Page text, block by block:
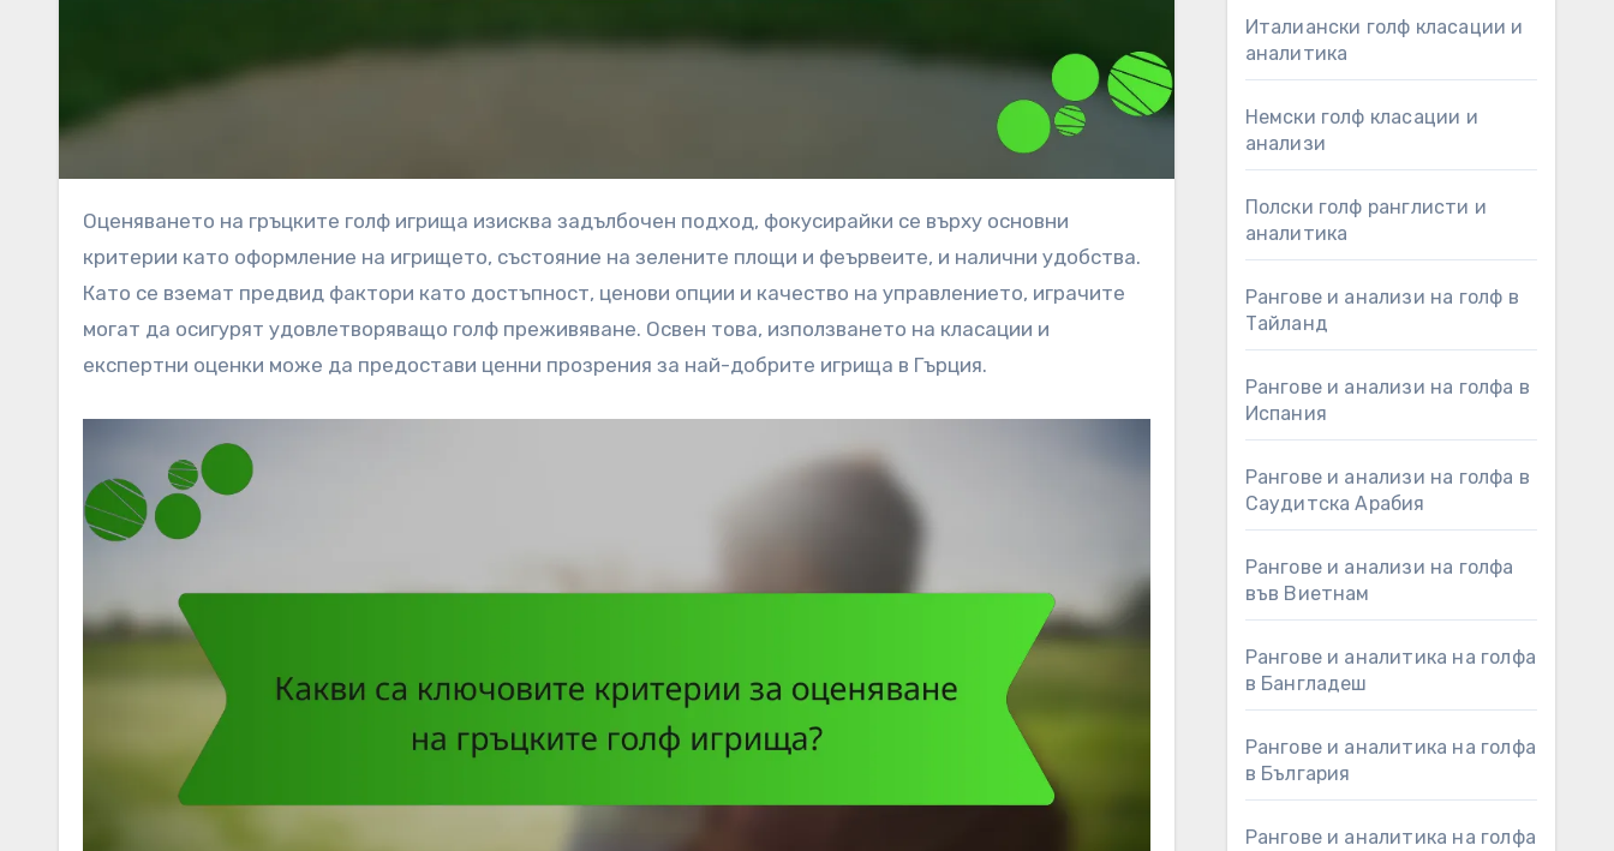
Оценяването на гръцките голф игрища изисква задълбочен подход, фокусирайки се върху основни
критерии като оформление на игрището, състояние на зелените площи и феървеите, и налични удобства.
Като се вземат предвид фактори като достъпност, ценови опции и качество на управлението, играчите
могат да осигурят удовлетворяващо голф преживяване. Освен това, използването на класации и
експертни оценки може да предостави ценни прозрения за най-добрите игрища в Гърция.
Италиански голф класации и
аналитика
Немски голф класации и
анализи
Полски голф ранглисти и
аналитика
Рангове и анализи на голф в
Тайланд
Рангове и анализи на голфа в
Испания
Рангове и анализи на голфа в
Саудитска Арабия
Рангове и анализи на голфа
във Виетнам
Рангове и аналитика на голфа
в Бангладеш
Рангове и аналитика на голфа
в България
Рангове и аналитика на голфа